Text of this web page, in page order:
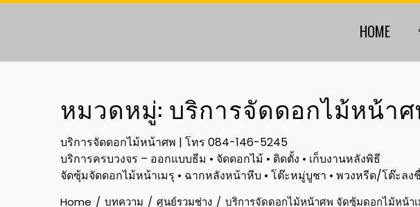
Skip
HOME
หมวดหมู่: บริการจัดดอกไม้หน้า
บริการจัดดอกไม้หน้าศพ | โทร 084-146-5245
บริการครบวงจร – ออกแบบธีม • จัดดอกไม้ • ติดตั้ง • เก็บงานหลังพิธี
จัดซุ้มจัดดอกไม้หน้าเมรุ • ฉากหลังหน้าหีบ • โต๊ะหมู่บูชา • พวงหรีด/โต๊ะล
Home บทความ ศูนย์รวมช่าง บริการจัดดอกไม้หน้าศพ จัดซุ้มดอกไม้หน้า